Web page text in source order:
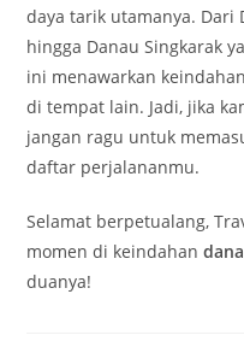
daya tarik utamanya. Dari
hingga Danau Singkarak
ini menawarkan
di tempat lain. Jadi, jika
jangan ragu untuk
daftar perjalananmu.
Selamat berpetualang,
momen di keindahan
duanya!